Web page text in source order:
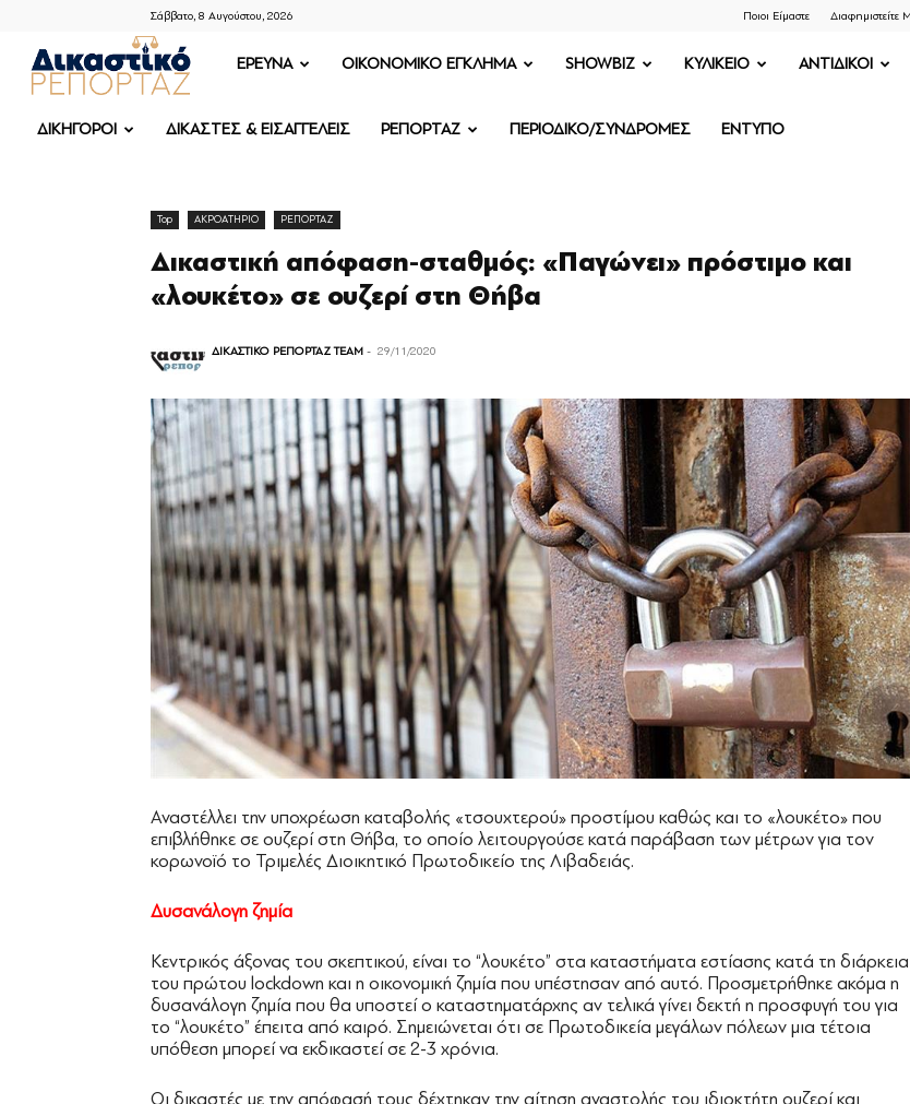
Σάββατο, 8 Αυγούστου, 2026 Ποιοι Είμαστε Διαφημιστείτε
ΔΙΚΑΣΤΙΚΟ
ΡΕΠΟΡΤΑΖ
ΕΡΕΥΝΑ OIKONOMIKO ΕΓΚΛΗΜΑ SHOWBIZ ΚΥΛΙΚΕΙΟ ΑΝΤΙΔΙΚΟΙ
ΔΙΚΗΓΟΡΟΙ ΔΙΚΑΣΤΕΣ & ΕΙΣΑΓΓΕΛΕΙΣ ΡΕΠΟΡΤΑΖ ΠΕΡΙΟΔΙΚΟ/ΣΥΝΔΡΟΜΕΣ ΕΝΤΥΠΟ
Top ΑΚΡΟΑΤΗΡΙΟ ΡΕΠΟΡΤΑΖ
Δικαστική απόφαση-σταθμός: «Παγώνει» πρόστιμο και
«λουκέτο» σε ουζερί στη Θήβα
ΔΙΚΑΣΤΙΚΟ ΡΕΠΟΡΤΑΖ TEAM - 29/11/2020
Αναστέλλει την υποχρέωση καταβολής «τσουχτερού» προστίμου καθώς και το «λουκέτο» που
επιβλήθηκε σε ουζερί στη Θήβα, το οποίο λειτουργούσε κατά παράβαση των μέτρων για τον
κορωνοϊό το Τριμελές Διοικητικό Πρωτοδικείο της Λιβαδειάς.
Δυσανάλογη ζημία
Κεντρικός άξονας του σκεπτικού, είναι το “λουκέτο” στα καταστήματα εστίασης κατά τη διάρκεια
του πρώτου lockdown και η οικονομική ζημία που υπέστησαν από αυτό. Προσμετρήθηκε ακόμα η
δυσανάλογη ζημία που θα υποστεί ο καταστηματάρχης αν τελικά γίνει δεκτή η προσφυγή του για
το “λουκέτο” έπειτα από καιρό. Σημειώνεται ότι σε Πρωτοδικεία μεγάλων πόλεων μια τέτοια
υπόθεση μπορεί να εκδικαστεί σε 2-3 χρόνια.
Οι δικαστές με την απόφασή τους δέχτηκαν την αίτηση αναστολής του ιδιοκτήτη ουζερί και